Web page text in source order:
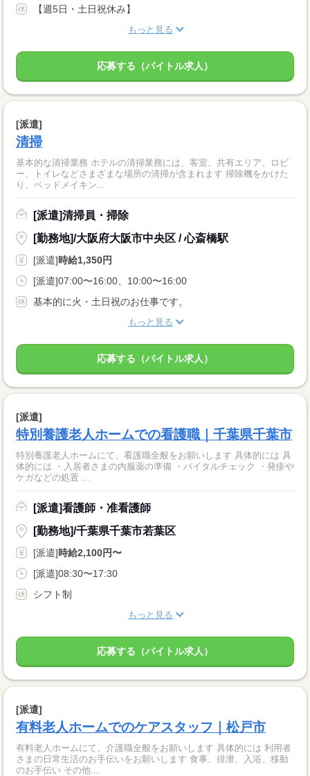
【週5日・土日祝休み】
もっと見る
応募する（バイトル求人）
[派遣]
清掃
基本的な清掃業務 ホテルの清掃業務には、客室、共有エリア、ロビ
ー、トイレなどさまざまな場所の清掃が含まれます 掃除機をかけた
り、ベッドメイキン...
[派遣]清掃員・掃除
[勤務地]/大阪府大阪市中央区 / 心斎橋駅
[派遣]時給1,350円
[派遣]07:00〜16:00、10:00〜16:00
基本的に火・土日祝のお仕事です。
もっと見る
応募する（バイトル求人）
[派遣]
特別養護老人ホームでの看護職｜千葉県千葉市
特別養護老人ホームにて、看護職全般をお願いします 具体的には 具
体的には ・入居者さまの内服薬の準備 ・バイタルチェック ・発疹や
ケガなどの処置 ...
[派遣]看護師・准看護師
[勤務地]/千葉県千葉市若葉区
[派遣]時給2,100円〜
[派遣]08:30〜17:30
シフト制
もっと見る
応募する（バイトル求人）
[派遣]
有料老人ホームでのケアスタッフ｜松戸市
有料老人ホームにて、介護職全般をお願いします 具体的には 利用者
さまの日常生活のお手伝いをお願いします 食事、排泄、入浴、移動
のお手伝い その他...